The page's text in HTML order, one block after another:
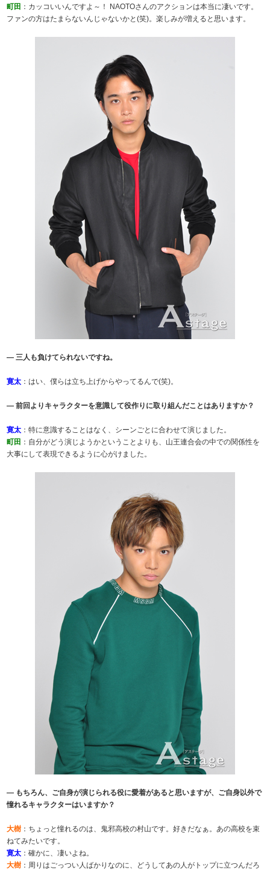
町田 ：カッコいいんですよ～！ NAOTOさんのアクションは本当に凄いです。
ファンの方はたまらないんじゃないかと(笑)。楽しみが増えると思います。
― 三人も負けてられないですね。
寛太 ：はい、僕らは立ち上げからやってるんで(笑)。
― 前回よりキャラクターを意識して役作りに取り組んだことはありますか？
寛太 ：特に意識することはなく、シーンごとに合わせて演じました。
町田 ：自分がどう演じようかということよりも、山王連合会の中での関係性を
大事にして表現できるように心がけました。
― もちろん、ご自身が演じられる役に愛着があると思いますが、ご自身以外で
憧れるキャラクターはいますか？
大樹 ：ちょっと憧れるのは、鬼邪高校の村山です。好きだなぁ。あの高校を束
ねてみたいです。
寛太 ：確かに、凄いよね。
大樹 ：周りはごっつい人ばかりなのに、どうしてあの人がトップに立つんだろ